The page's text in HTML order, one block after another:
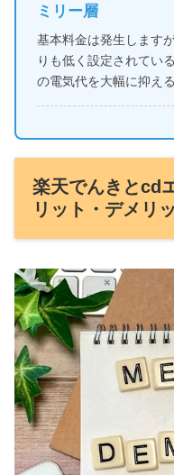
ミリー層
基本料金は発生します
りも低く設定されてい
の電気代を大幅に抑え
楽天でんきとcd
リット・デメリ